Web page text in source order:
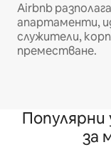
Airbnb
апартаменти,
служители,
преместване.
за